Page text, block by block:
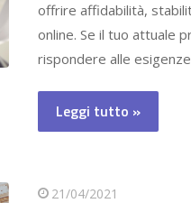
offrire affidabilità,
online. Se il tuo attuale
rispondere alle
Leggi tutto »
21/04/2021